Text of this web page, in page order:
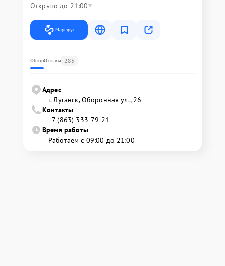
Открыто до 21:00
Маршрут
ОбзорОтзывы 285
Адрес
г. Луганск, Оборонная ул., 26
Контакты
+7 (863) 333-79-21
Время работы
Работаем с 09:00 до 21:00